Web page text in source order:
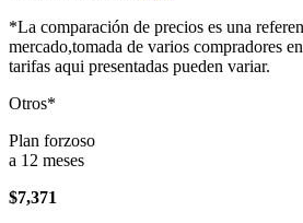
*La comparación de precios es una
mercado,tomada de varios compradores
tarifas aqui presentadas pueden variar.
Otros*
Plan forzoso
a 12 meses
$7,371